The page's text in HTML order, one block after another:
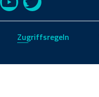
YouTubeTwitter
Zugriffsregeln